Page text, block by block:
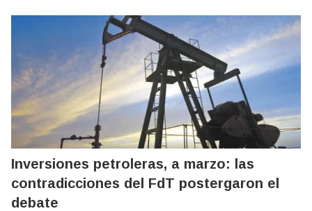
Inversiones petroleras, a marzo: las
contradicciones del FdT postergaron el
debate